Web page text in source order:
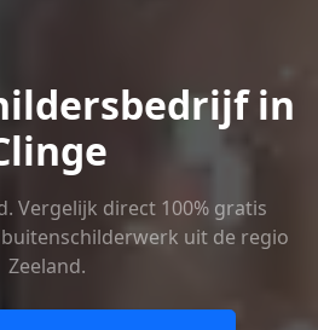
in
Vergelijk direct 100% gratis
uit de regio
Zeeland.